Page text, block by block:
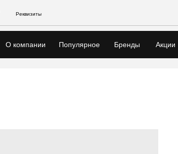
Реквизиты
О компании Популярное Бренды Акции